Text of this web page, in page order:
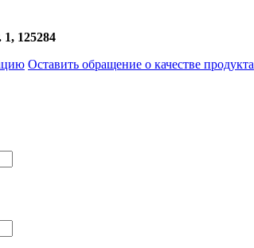
125284
Оставить обращение о качестве продукта